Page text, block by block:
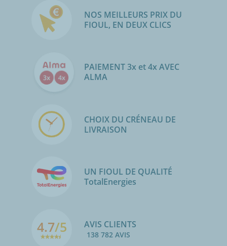
NOS MEILLEURS PRIX DU
FIOUL, EN DEUX CLICS
PAIEMENT 3x et 4x AVEC
ALMA
CHOIX DU CRÉNEAU DE
LIVRAISON
UN FIOUL DE QUALITÉ
TotalEnergies
4.7/5 AVIS CLIENTS
138 782 AVIS